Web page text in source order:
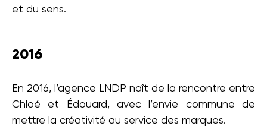
et du sens.
2016
En 2016, l’agence LNDP naît de la rencontre entre
Chloé et Édouard, avec l’envie commune de
mettre la créativité au service des marques.